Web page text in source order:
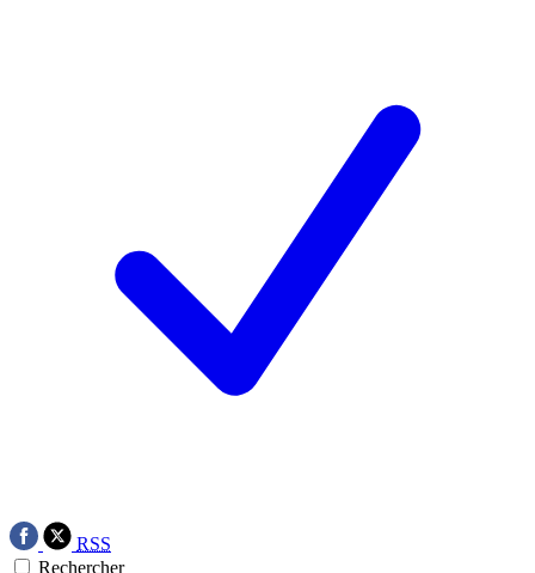
RSS
Rechercher